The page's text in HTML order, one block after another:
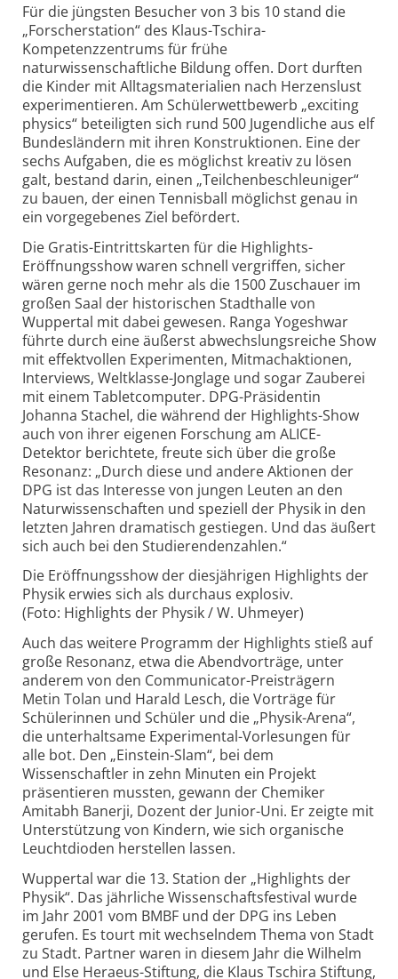
Für die jüngsten Besucher von 3 bis 10 stand die
„Forscherstation“ des Klaus-Tschira-
Kompetenzzentrums für frühe
naturwissenschaftliche Bildung offen. Dort durften
die Kinder mit Alltagsmaterialien nach Herzenslust
experimentieren. Am Schülerwettbewerb „exciting
physics“ beteiligten sich rund 500 Jugendliche aus elf
Bundesländern mit ihren Konstruktionen. Eine der
sechs Aufgaben, die es möglichst kreativ zu lösen
galt, bestand darin, einen „Teilchenbeschleuniger“
zu bauen, der einen Tennisball möglichst genau in
ein vorgegebenes Ziel befördert.
Die Gratis-Eintrittskarten für die Highlights-
Eröffnungsshow waren schnell vergriffen, sicher
wären gerne noch mehr als die 1500 Zuschauer im
großen Saal der historischen Stadthalle von
Wuppertal mit dabei gewesen. Ranga Yogeshwar
führte durch eine äußerst abwechslungsreiche Show
mit effektvollen Experimenten, Mitmachaktionen,
Interviews, Weltklasse-Jonglage und sogar Zauberei
mit einem Tabletcomputer. DPG-Präsidentin
Johanna Stachel, die während der Highlights-Show
auch von ihrer eigenen Forschung am ALICE-
Detektor berichtete, freute sich über die große
Resonanz: „Durch diese und andere Aktionen der
DPG ist das Interesse von jungen Leuten an den
Naturwissenschaften und speziell der Physik in den
letzten Jahren dramatisch gestiegen. Und das äußert
sich auch bei den Studierendenzahlen.“
Die Eröffnungsshow der diesjährigen Highlights der
Physik erwies sich als durchaus explosiv.
(Foto: Highlights der Physik / W. Uhmeyer)
Auch das weitere Programm der Highlights stieß auf
große Resonanz, etwa die Abendvorträge, unter
anderem von den Communicator-Preisträgern
Metin Tolan und Harald Lesch, die Vorträge für
Schülerinnen und Schüler und die „Physik-Arena“,
die unterhaltsame Experimental-Vorlesungen für
alle bot. Den „Einstein-Slam“, bei dem
Wissenschaftler in zehn Minuten ein Projekt
präsentieren mussten, gewann der Chemiker
Amitabh Banerji, Dozent der Junior-Uni. Er zeigte mit
Unterstützung von Kindern, wie sich organische
Leuchtdioden herstellen lassen.
Wuppertal war die 13. Station der „Highlights der
Physik“. Das jährliche Wissenschaftsfestival wurde
im Jahr 2001 vom BMBF und der DPG ins Leben
gerufen. Es tourt mit wechselndem Thema von Stadt
zu Stadt. Partner waren in diesem Jahr die Wilhelm
und Else Heraeus-Stiftung, die Klaus Tschira Stiftung,